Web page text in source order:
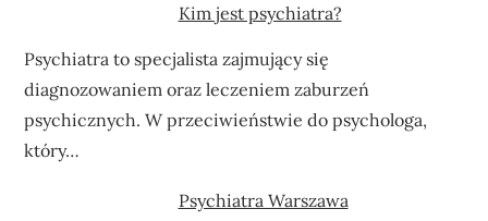
Kim jest psychiatra?
Psychiatra to specjalista zajmujący się
diagnozowaniem oraz leczeniem zaburzeń
psychicznych. W przeciwieństwie do psychologa,
który…
Psychiatra Warszawa